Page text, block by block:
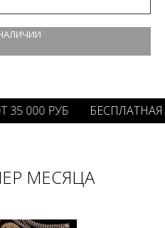
000 РУБ БЕСПЛАТНАЯ
МЕСЯЦА